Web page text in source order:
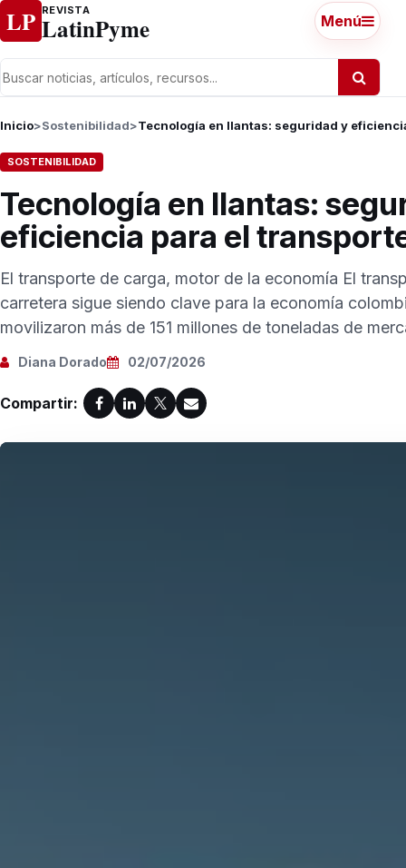
Ir al contenido
LP REVISTA
LatinPyme Menú
Inicio>Sostenibilidad>Tecnología en llantas: seguridad y
SOSTENIBILIDAD
Tecnología en llantas:
eficiencia para el
El transporte de carga, motor de la economía El
carretera sigue siendo clave para la economía
movilizaron más de 151 millones de toneladas de
Diana Dorado 02/07/2026
Compartir: